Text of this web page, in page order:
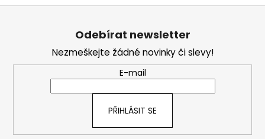
Z
Odebírat newsletter
Nezmeškejte žádné novinky či slevy!
E-mail
PŘIHLÁSIT SE